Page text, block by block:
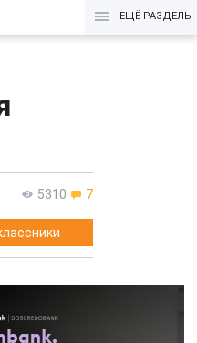
ЕЩЁ РАЗДЕЛЫ
5310 7